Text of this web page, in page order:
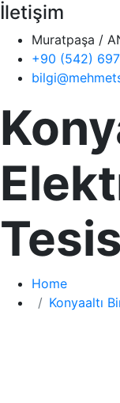
İletişim
Muratpaşa /
+90 (542)
Home
Konyaaltı